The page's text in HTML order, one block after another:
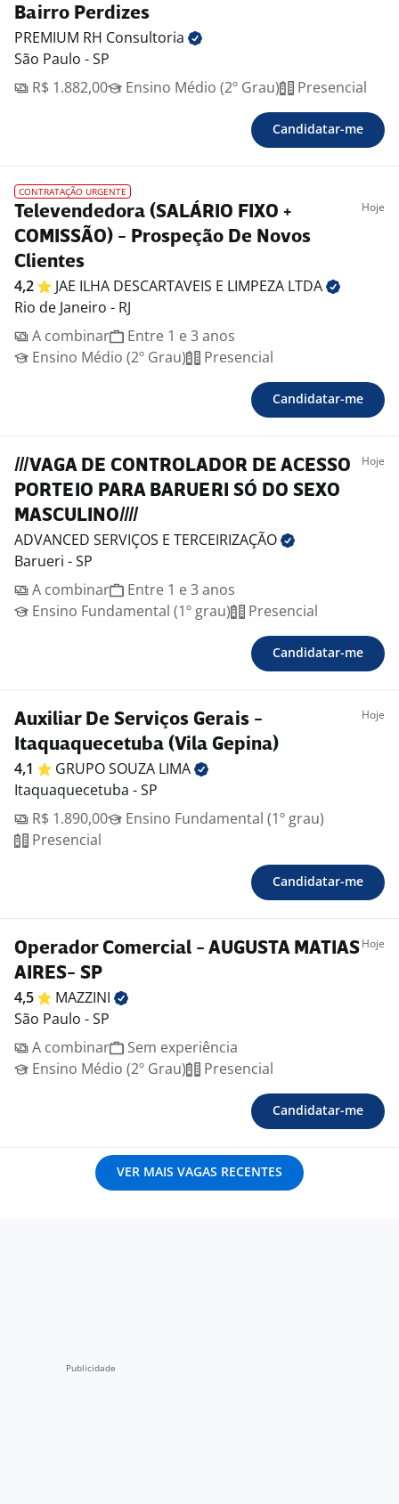
Bairro Perdizes
PREMIUM RH Consultoria
São Paulo - SP
R$ 1.882,00
Ensino Médio (2º Grau) Presencial
Candidatar-me
CONTRATAÇÃO URGENTE
Televendedora (SALÁRIO FIXO +
COMISSÃO) - Prospeção De Novos
Clientes
Hoje
4,2 JAE ILHA DESCARTAVEIS E LIMPEZA LTDA
Rio de Janeiro - RJ
A combinar
Entre 1 e 3 anos
Ensino Médio (2º Grau)
Presencial
Candidatar-me
///VAGA DE CONTROLADOR DE ACESSO
PORTEIO PARA BARUERI SÓ DO SEXO
MASCULINO////
Hoje
ADVANCED SERVIÇOS E TERCEIRIZAÇÃO
Barueri - SP
A combinar
Entre 1 e 3 anos
Ensino Fundamental (1º grau)
Presencial
Candidatar-me
Auxiliar De Serviços Gerais -
Itaquaquecetuba (Vila Gepina)
Hoje
4,1 GRUPO SOUZA LIMA
Itaquaquecetuba - SP
R$ 1.890,00
Ensino Fundamental (1º grau)
Presencial
Candidatar-me
Operador Comercial - AUGUSTA MATIAS
AIRES- SP
Hoje
4,5
MAZZINI
São Paulo - SP
A combinar
Sem experiência
Ensino Médio (2º Grau)
Presencial
Candidatar-me
VER MAIS VAGAS RECENTES